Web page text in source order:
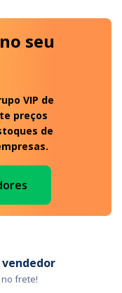
seu
VIP de
preços
de
frete!